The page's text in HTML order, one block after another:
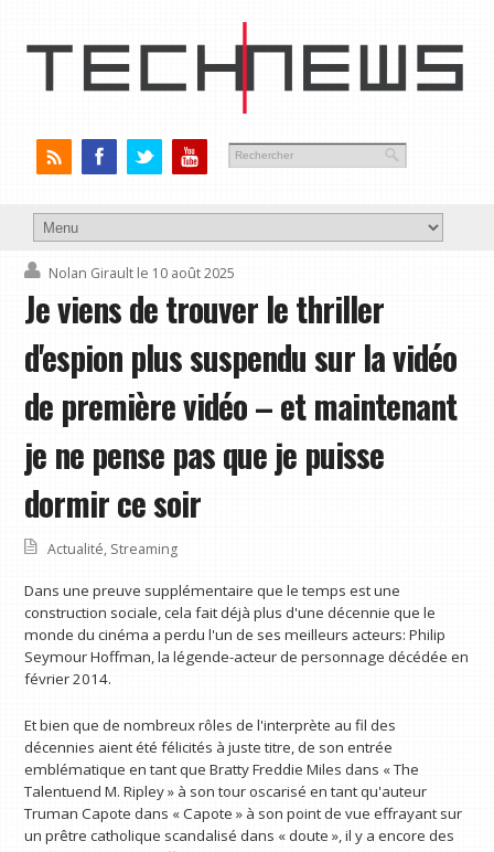
Nolan Girault le 10 août 2025
Je viens de trouver le thriller
d'espion plus suspendu sur la vidéo
de première vidéo – et maintenant
je ne pense pas que je puisse
dormir ce soir
Actualité, Streaming
Dans une preuve supplémentaire que le temps est une
construction sociale, cela fait déjà plus d'une décennie que le
monde du cinéma a perdu l'un de ses meilleurs acteurs: Philip
Seymour Hoffman, la légende-acteur de personnage décédée en
février 2014.
Et bien que de nombreux rôles de l'interprète au fil des
décennies aient été félicités à juste titre, de son entrée
emblématique en tant que Bratty Freddie Miles dans « The
Talentuend M. Ripley » à son tour oscarisé en tant qu'auteur
Truman Capote dans « Capote » à son point de vue effrayant sur
un prêtre catholique scandalisé dans « doute », il y a encore des